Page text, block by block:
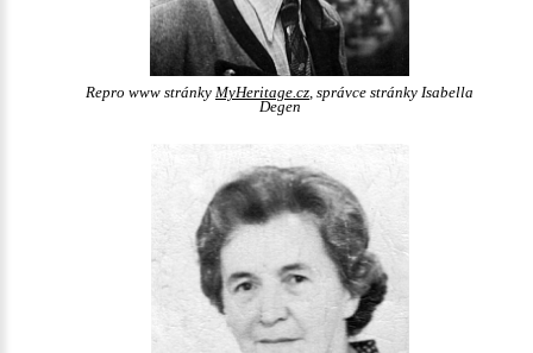
Repro www stránky MyHeritage.cz, správce stránky Isabella
Degen